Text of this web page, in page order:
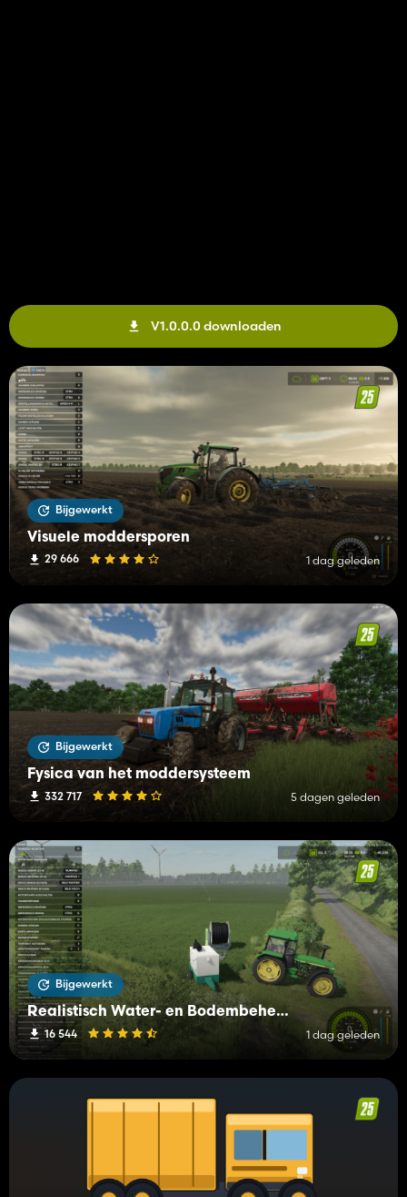
V1.0.0.0 downloaden
Bijgewerkt
Visuele moddersporen
29 666 1 dag geleden
Bijgewerkt
Fysica van het moddersysteem
332 717 5 dagen geleden
Bijgewerkt
Realistisch Water- en Bodembeheer (RWSM)
16 544 1 dag geleden